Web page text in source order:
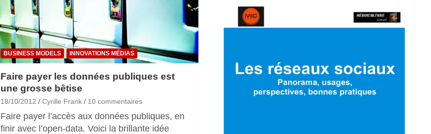
BUSINESS MODELS INNOVATIONS MÉDIAS
Faire payer les données publiques est
une grosse bêtise
18/10/2012 Cyrille Frank 10 commentaires
Faire payer l’accès aux données publiques, en
finir avec l’open-data. Voici la brillante idée